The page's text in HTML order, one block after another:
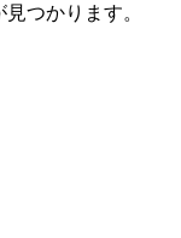
つかります。